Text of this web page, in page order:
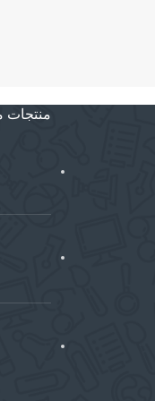
منتجات